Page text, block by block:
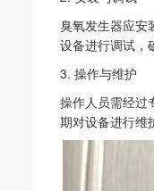
臭氧发生器应安
设备进行调试，
3. 操作与维护
操作人员需经过
期对设备进行维